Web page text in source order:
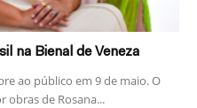
na Bienal de Veneza
ao público em 9 de maio. O
obras de Rosana...